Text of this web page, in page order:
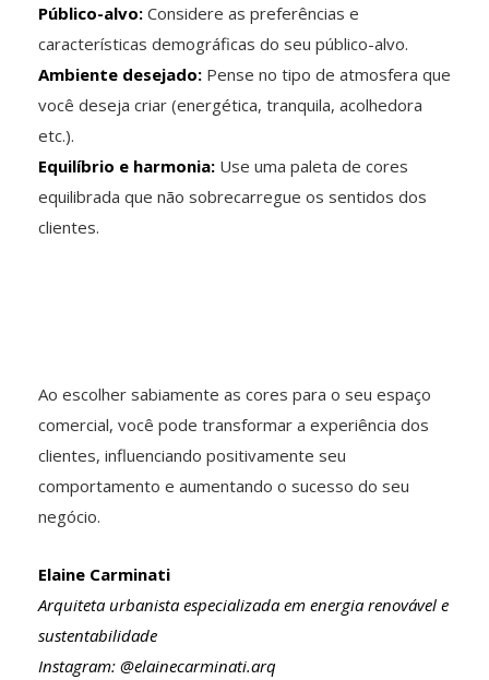
Público-alvo: Considere as preferências e
características demográficas do seu público-alvo.
Ambiente desejado: Pense no tipo de atmosfera que
você deseja criar (energética, tranquila, acolhedora
etc.).
Equilíbrio e harmonia: Use uma paleta de cores
equilibrada que não sobrecarregue os sentidos dos
clientes.
Ao escolher sabiamente as cores para o seu espaço
comercial, você pode transformar a experiência dos
clientes, influenciando positivamente seu
comportamento e aumentando o sucesso do seu
negócio.
Elaine Carminati
Arquiteta urbanista especializada em energia renovável e
sustentabilidade
Instagram: @elainecarminati.arq